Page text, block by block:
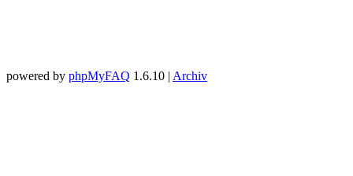
powered by phpMyFAQ 1.6.10 | Archiv